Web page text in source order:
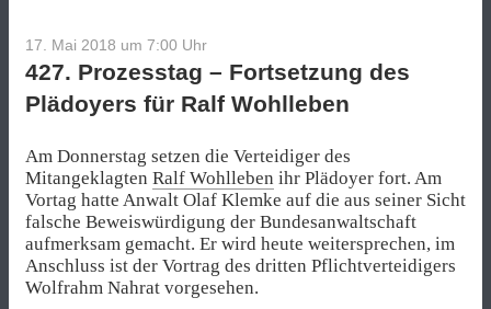
17. Mai 2018 um 7:00 Uhr
427. Prozesstag – Fortsetzung des
Plädoyers für Ralf Wohlleben
Am Donnerstag setzen die Verteidiger des
Mitangeklagten Ralf Wohlleben ihr Plädoyer fort. Am
Vortag hatte Anwalt Olaf Klemke auf die aus seiner Sicht
falsche Beweiswürdigung der Bundesanwaltschaft
aufmerksam gemacht. Er wird heute weitersprechen, im
Anschluss ist der Vortrag des dritten Pflichtverteidigers
Wolfrahm Nahrat vorgesehen.